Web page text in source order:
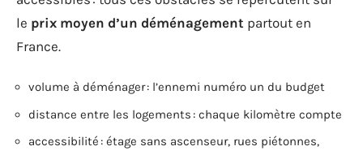
le prix moyen d’un déménagement partout en
France.
volume à déménager : l’ennemi numéro un du budget
distance entre les logements : chaque kilomètre compte
accessibilité : étage sans ascenseur, rues piétonnes,